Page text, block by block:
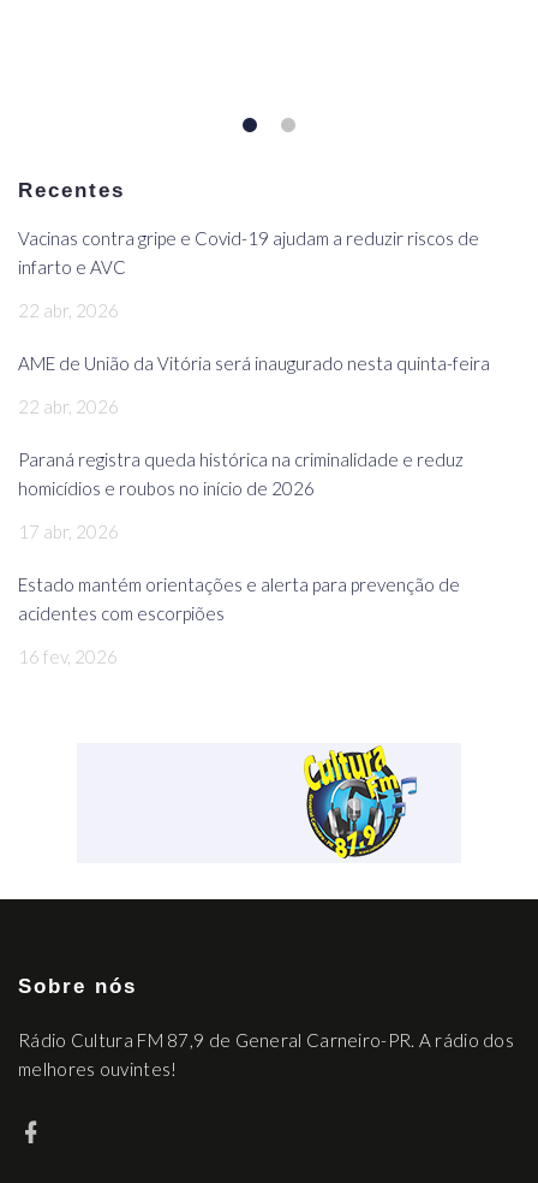
Recentes
Vacinas contra gripe e Covid-19 ajudam a reduzir riscos de
infarto e AVC
22 abr, 2026
AME de União da Vitória será inaugurado nesta quinta-feira
22 abr, 2026
Paraná registra queda histórica na criminalidade e reduz
homicídios e roubos no início de 2026
17 abr, 2026
Estado mantém orientações e alerta para prevenção de
acidentes com escorpiões
16 fev, 2026
Sobre nós
Rádio Cultura FM 87,9 de General Carneiro-PR. A rádio dos
melhores ouvintes!